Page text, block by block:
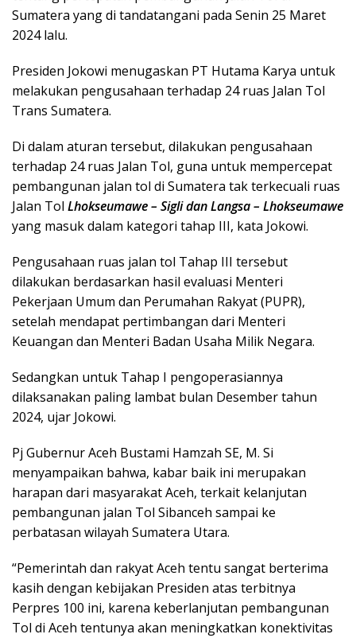
Sumatera yang di tandatangani pada Senin 25 Maret
2024 lalu.
Presiden Jokowi menugaskan PT Hutama Karya untuk
melakukan pengusahaan terhadap 24 ruas Jalan Tol
Trans Sumatera.
Di dalam aturan tersebut, dilakukan pengusahaan
terhadap 24 ruas Jalan Tol, guna untuk mempercepat
pembangunan jalan tol di Sumatera tak terkecuali ruas
Jalan Tol Lhokseumawe – Sigli dan Langsa – Lhokseumawe
yang masuk dalam kategori tahap III, kata Jokowi.
Pengusahaan ruas jalan tol Tahap III tersebut
dilakukan berdasarkan hasil evaluasi Menteri
Pekerjaan Umum dan Perumahan Rakyat (PUPR),
setelah mendapat pertimbangan dari Menteri
Keuangan dan Menteri Badan Usaha Milik Negara.
Sedangkan untuk Tahap I pengoperasiannya
dilaksanakan paling lambat bulan Desember tahun
2024, ujar Jokowi.
Pj Gubernur Aceh Bustami Hamzah SE, M. Si
menyampaikan bahwa, kabar baik ini merupakan
harapan dari masyarakat Aceh, terkait kelanjutan
pembangunan jalan Tol Sibanceh sampai ke
perbatasan wilayah Sumatera Utara.
“Pemerintah dan rakyat Aceh tentu sangat berterima
kasih dengan kebijakan Presiden atas terbitnya
Perpres 100 ini, karena keberlanjutan pembangunan
Tol di Aceh tentunya akan meningkatkan konektivitas